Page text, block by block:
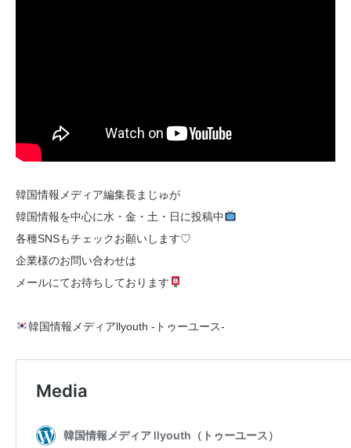
韓国情報メディア編集長まじゅが
韓国情報を中心に水・金・土・日に投稿中
各種SNSもチェックお願いします♡
企業様のお問い合わせは
メールにてお待ちしております
韓国情報メディアllyouth -トゥーユース-